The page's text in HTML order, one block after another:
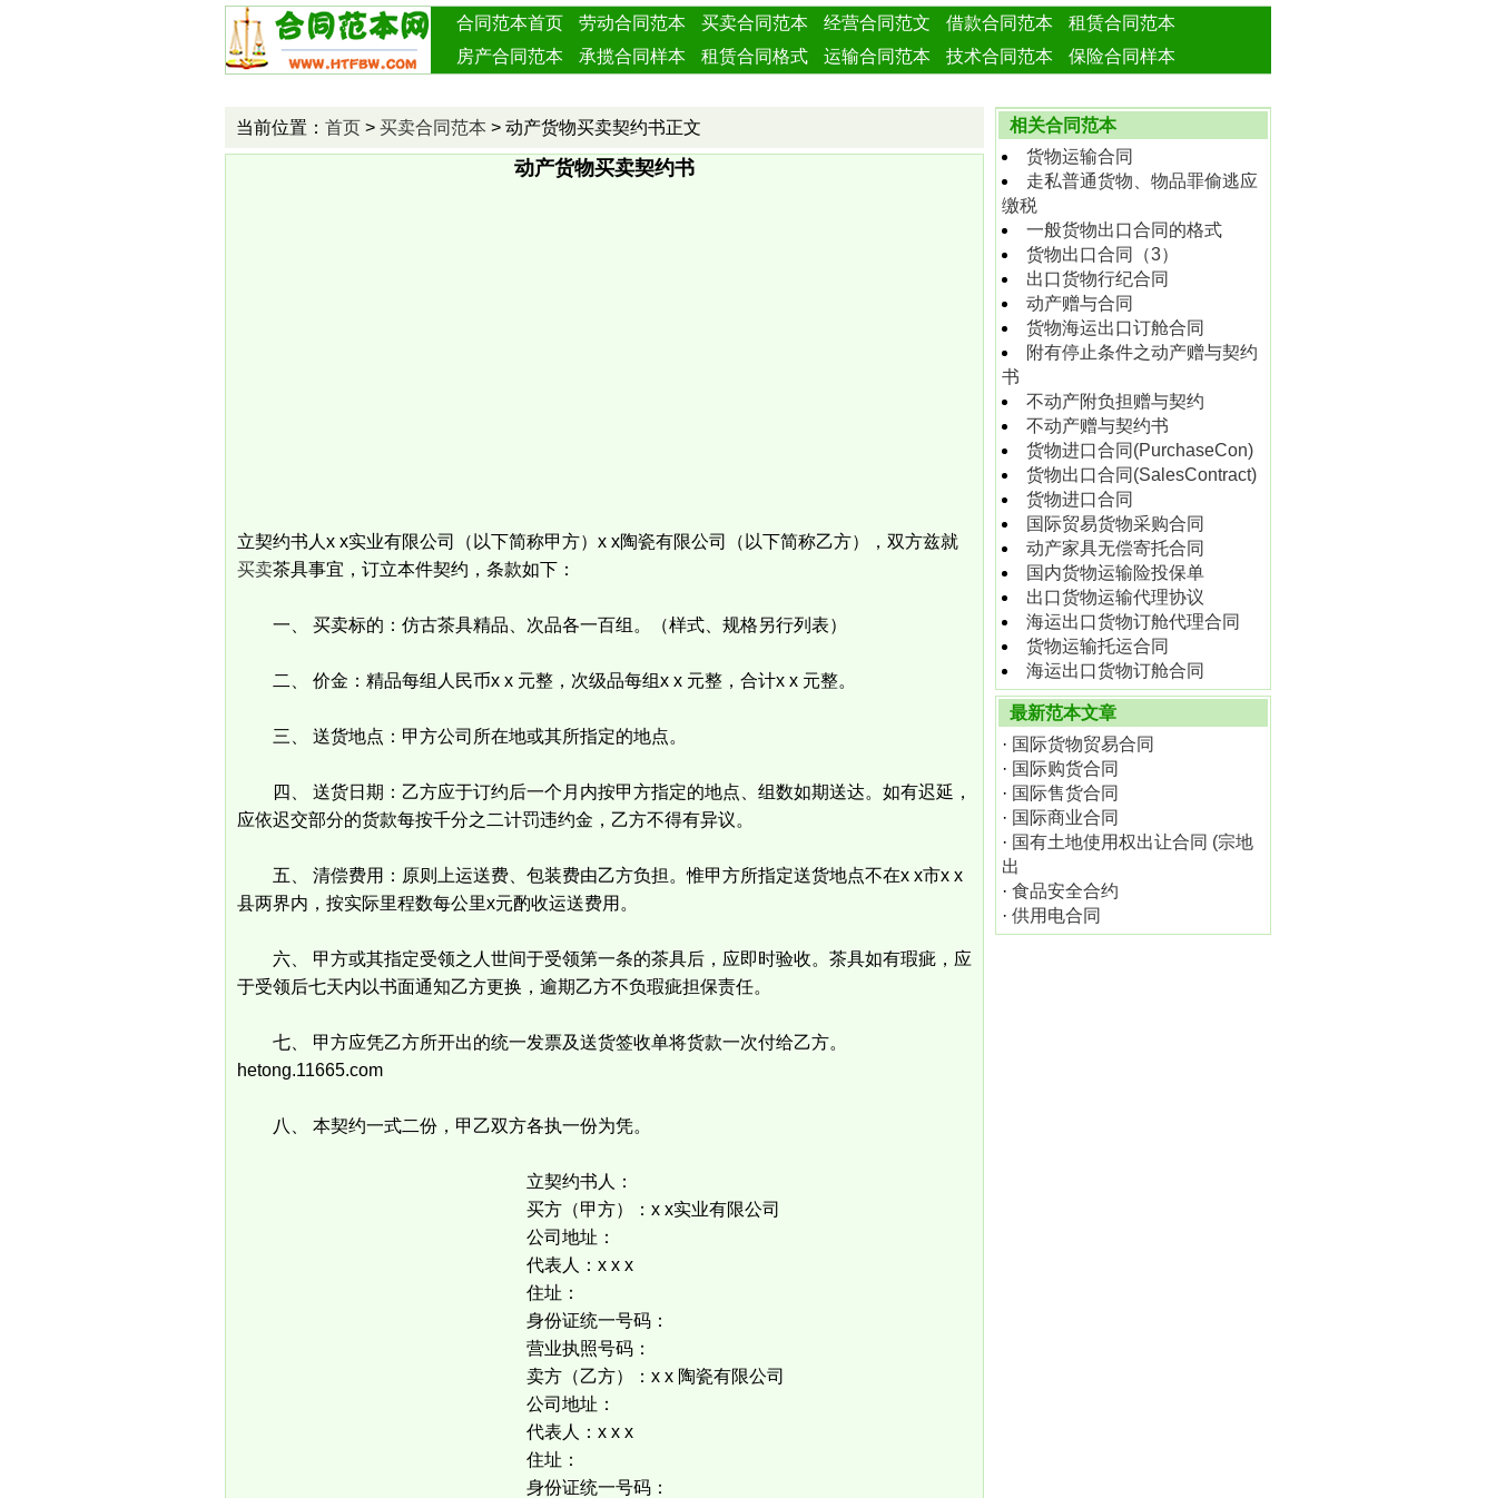
合同范本首页 劳动合同范本 买卖合同范本 经营合同范文 借款合同范本
租赁合同范本
房产合同范本
承揽合同样本 租赁合同格式 运输合同范本 技术合同范本
保险合同样本
当前位置： 首页 > 买卖合同范本 > 动产货物买卖契约书正文
动产货物买卖契约书
立契约书人x x实业有限公司（以下简称甲方）x x陶瓷有限公司（以下简称乙方），双方兹就
买卖茶具事宜，订立本件契约，条款如下：
一、 买卖标的：仿古茶具精品、次品各一百组。（样式、规格另行列表）
二、 价金：精品每组人民币x x 元整，次级品每组x x 元整，合计x x 元整。
三、 送货地点：甲方公司所在地或其所指定的地点。
四、 送货日期：乙方应于订约后一个月内按甲方指定的地点、组数如期送达。如有迟延，
应依迟交部分的货款每按千分之二计罚违约金，乙方不得有异议。
五、 清偿费用：原则上运送费、包装费由乙方负担。惟甲方所指定送货地点不在x x市x x
县两界内，按实际里程数每公里x元酌收运送费用。
六、 甲方或其指定受领之人世间于受领第一条的茶具后，应即时验收。茶具如有瑕疵，应
于受领后七天内以书面通知乙方更换，逾期乙方不负瑕疵担保责任。
七、 甲方应凭乙方所开出的统一发票及送货签收单将货款一次付给乙方。
hetong.11665.com
八、 本契约一式二份，甲乙双方各执一份为凭。
立契约书人：
买方（甲方）：x x实业有限公司
公司地址：
代表人：x x x
住址：
身份证统一号码：
营业执照号码：
卖方（乙方）：x x 陶瓷有限公司
公司地址：
代表人：x x x
住址：
身份证统一号码：
相关合同范本
货物运输合同
走私普通货物、物品罪偷逃应
缴税
一般货物出口合同的格式
货物出口合同（3）
出口货物行纪合同
动产赠与合同
货物海运出口订舱合同
附有停止条件之动产赠与契约
书
不动产附负担赠与契约
不动产赠与契约书
货物进口合同(PurchaseCon)
货物出口合同(SalesContract)
货物进口合同
国际贸易货物采购合同
动产家具无偿寄托合同
国内货物运输险投保单
出口货物运输代理协议
海运出口货物订舱代理合同
货物运输托运合同
海运出口货物订舱合同
最新范本文章
· 国际货物贸易合同
· 国际购货合同
· 国际售货合同
· 国际商业合同
· 国有土地使用权出让合同 (宗地
出
· 食品安全合约
· 供用电合同